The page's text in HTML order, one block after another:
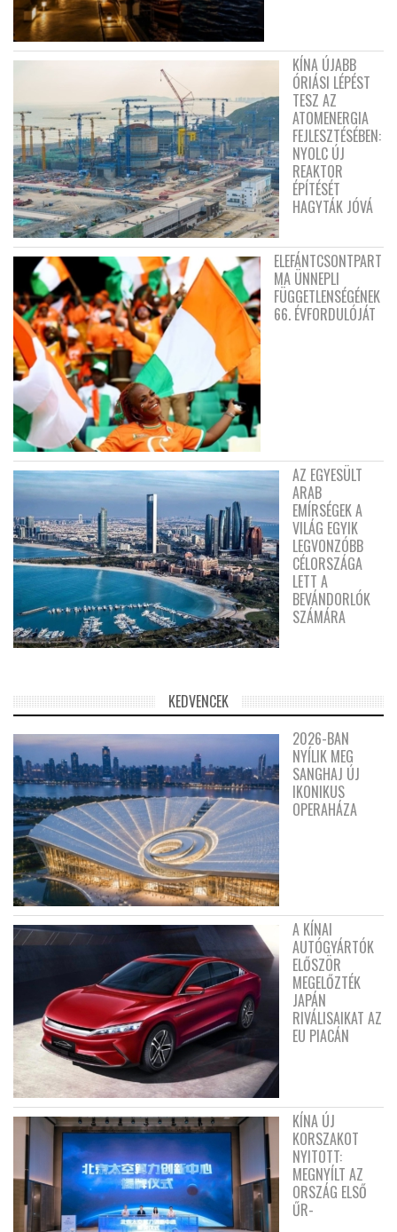
KÍNA ÚJABB
ÓRIÁSI LÉPÉST
TESZ AZ
ATOMENERGIA
FEJLESZTÉSÉBEN:
NYOLC ÚJ
REAKTOR
ÉPÍTÉSÉT
HAGYTÁK JÓVÁ
ELEFÁNTCSONTPART
MA ÜNNEPLI
FÜGGETLENSÉGÉNEK
66. ÉVFORDULÓJÁT
AZ EGYESÜLT
ARAB
EMÍRSÉGEK A
VILÁG EGYIK
LEGVONZÓBB
CÉLORSZÁGA
LETT A
BEVÁNDORLÓK
SZÁMÁRA
KEDVENCEK
2026-BAN
NYÍLIK MEG
SANGHAJ ÚJ
IKONIKUS
OPERAHÁZA
A KÍNAI
AUTÓGYÁRTÓK
ELŐSZÖR
MEGELŐZTÉK
JAPÁN
RIVÁLISAIKAT AZ
EU PIACÁN
KÍNA ÚJ
KORSZAKOT
NYITOTT:
MEGNYÍLT AZ
ORSZÁG ELSŐ
ŰR-